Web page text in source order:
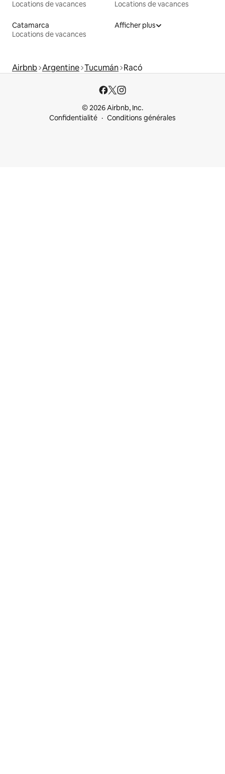
Locations de vacances Locations de vacances
Catamarca
Locations de vacances
Afficher plus
Airbnb Argentine Tucumán Racó
© 2026 Airbnb, Inc.
Confidentialité
Conditions générales